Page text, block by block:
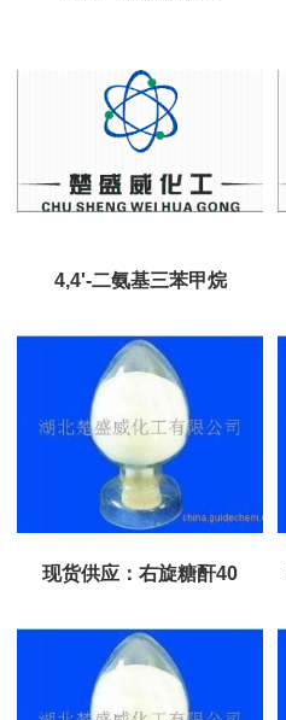
4,4'-二氨基三苯甲烷
现货供应：右旋糖酐40